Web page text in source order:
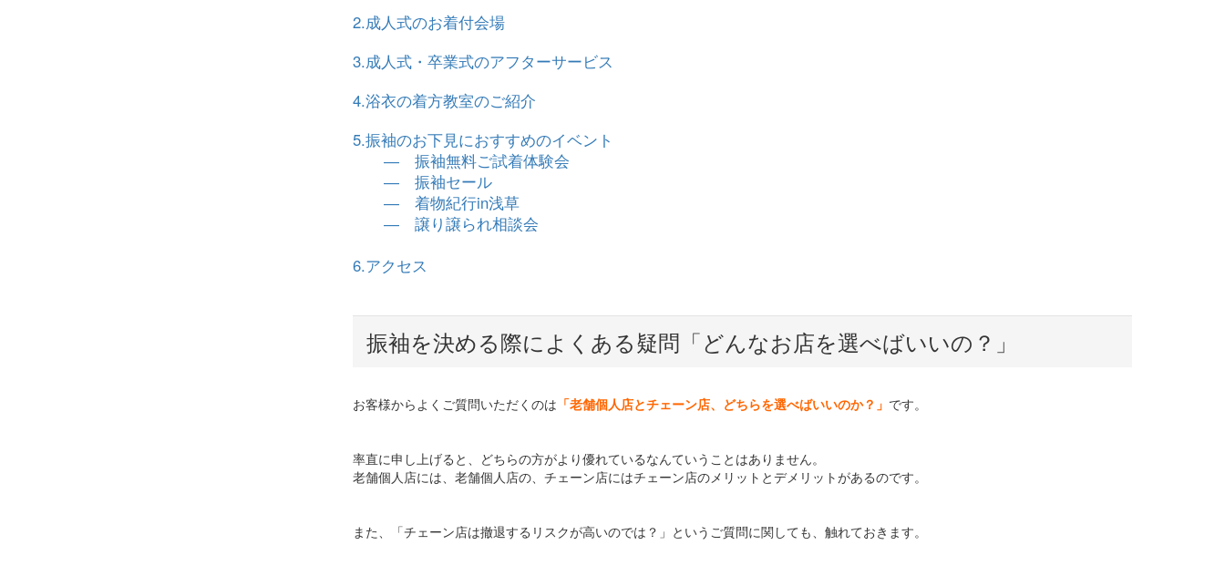
2.成人式のお着付会場
3.成人式・卒業式のアフターサービス
4.浴衣の着方教室のご紹介
5.振袖のお下見におすすめのイベント
― 振袖無料ご試着体験会
― 振袖セール
― 着物紀行in浅草
― 譲り譲られ相談会
6.アクセス
振袖を決める際によくある疑問「どんなお店を選べばいいの？」
お客様からよくご質問いただくのは 「老舗個人店とチェーン店、どちらを選べばいいのか？」 です。
率直に申し上げると、どちらの方がより優れているなんていうことはありません。
老舗個人店には、老舗個人店の、チェーン店にはチェーン店のメリットとデメリットがあるのです。
また、「チェーン店は撤退するリスクが高いのでは？」というご質問に関しても、触れておきます。